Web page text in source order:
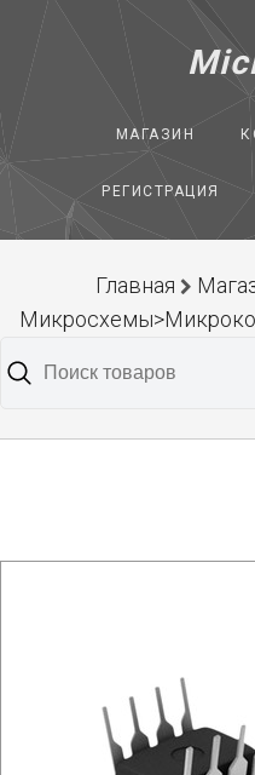
МАГАЗИН
РЕГИСТРАЦИЯ
Главная